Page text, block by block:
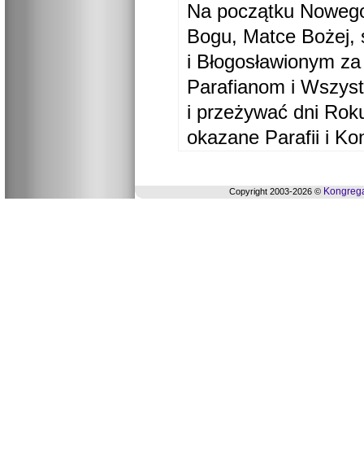
Na początku
Bogu, Matce Bożej,
i Błogosławionym
Parafianom i
i przeżywać dni
okazane Parafii i
Copyright 2003-2026 ©